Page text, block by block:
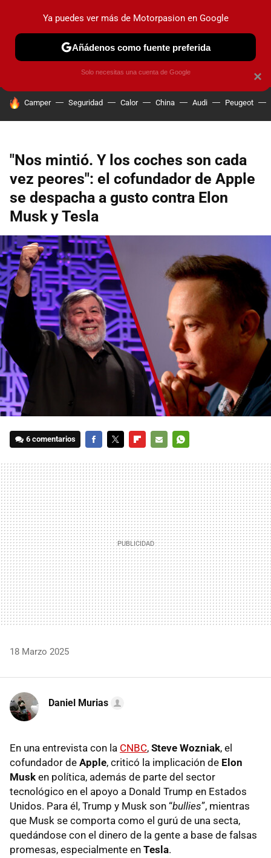
PRUEBAS COCHES ELÉCTRICOS OBSERVATORIO
HOY SE HABLA DE
Camper Seguridad Calor China Audi Peugeot
"Nos mintió. Y los coches son cada
vez peores": el cofundador de Apple
se despacha a gusto contra Elon
Musk y Tesla
6 comentarios
MAIL
18 Marzo 2025
Daniel Murias
En una entrevista con la CNBC, Steve Wozniak, el
cofundador de Apple, criticó la implicación de Elon
Musk en política, además de parte del sector
tecnológico en el apoyo a Donald Trump en Estados
Unidos. Para él, Trump y Musk son “bullies”, mientras
que Musk se comporta como el gurú de una secta,
quedándose con el dinero de la gente a base de falsas
promesas, especialmente en Tesla.
×
Ya puedes ver más de Motorpasion en Google
Añádenos como fuente preferida
Solo necesitas una cuenta de Google